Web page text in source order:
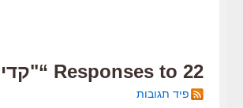
22 Responses to “"קדימה, תריץ אחורה", הביקורת”
פיד תגובות